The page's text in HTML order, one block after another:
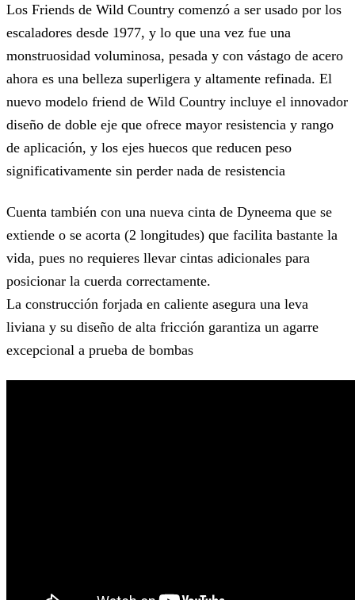
Los Friends de Wild Country comenzó a ser usado por los
escaladores desde 1977, y lo que una vez fue una
monstruosidad voluminosa, pesada y con vástago de acero
ahora es una belleza superligera y altamente refinada. El
nuevo modelo friend de Wild Country incluye el innovador
diseño de doble eje que ofrece mayor resistencia y rango
de aplicación, y los ejes huecos que reducen peso
significativamente sin perder nada de resistencia
Cuenta también con una nueva cinta de Dyneema que se
extiende o se acorta (2 longitudes) que facilita bastante la
vida, pues no requieres llevar cintas adicionales para
posicionar la cuerda correctamente.
La construcción forjada en caliente asegura una leva
liviana y su diseño de alta fricción garantiza un agarre
excepcional a prueba de bombas